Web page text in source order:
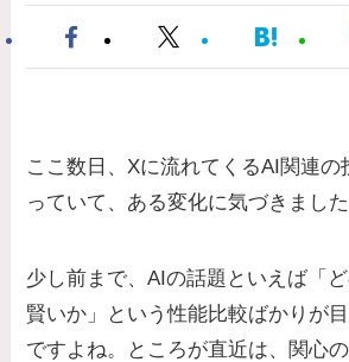
ここ数日、Xに流れてくるAI関連の
っていて、ある変化に気づきました
少し前まで、AIの話題といえば「
賢いか」という性能比較ばかりが
ですよね。ところが直近は、関心